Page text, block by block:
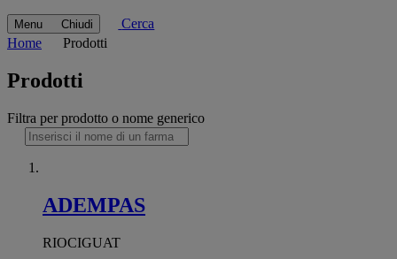
Menu Chiudi
Cerca
Home
Prodotti
Prodotti
Filtra per prodotto o nome generico
ADEMPAS
RIOCIGUAT